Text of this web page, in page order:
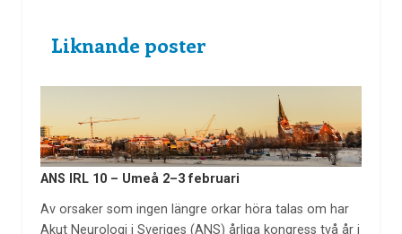
Liknande poster
ANS IRL 10 – Umeå 2–3 februari
Av orsaker som ingen längre orkar höra talas om har
Akut Neurologi i Sveriges (ANS) årliga kongress två år i